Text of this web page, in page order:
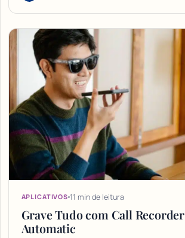
APLICATIVOS 11 min de leitura
Grave Tudo com Call Recorder
Automatic